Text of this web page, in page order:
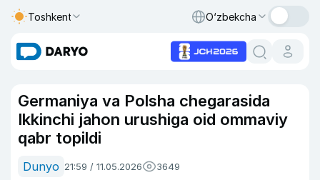
Toshkent O‘zbekcha
Germaniya va Polsha chegarasida
Ikkinchi jahon urushiga oid ommaviy
qabr topildi
Dunyo 21:59 / 11.05.2026 3649